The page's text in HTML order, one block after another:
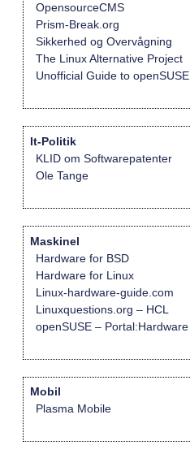
OpensourceCMS
Prism-Break.org
Sikkerhed og Overvågning
The Linux Alternative Project
Unofficial Guide to openSUSE
It-Politik
KLID om Softwarepatenter
Ole Tange
Maskinel
Hardware for BSD
Hardware for Linux
Linux-hardware-guide.com
Linuxquestions.org – HCL
openSUSE – Portal:Hardware
Mobil
Plasma Mobile